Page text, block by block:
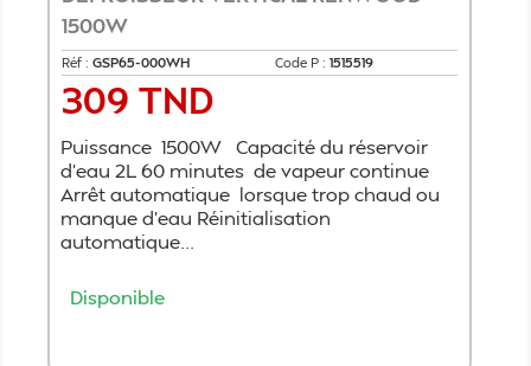
1500W
Réf : GSP65-000WH Code P : 1515519
Prix
309 TND
Puissance 1500W Capacité du réservoir
d'eau 2L 60 minutes de vapeur continue
Arrêt automatique lorsque trop chaud ou
manque d'eau Réinitialisation
automatique...
Disponible